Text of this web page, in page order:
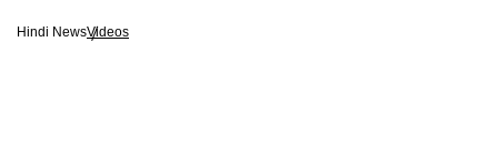
Hindi NewsVideos